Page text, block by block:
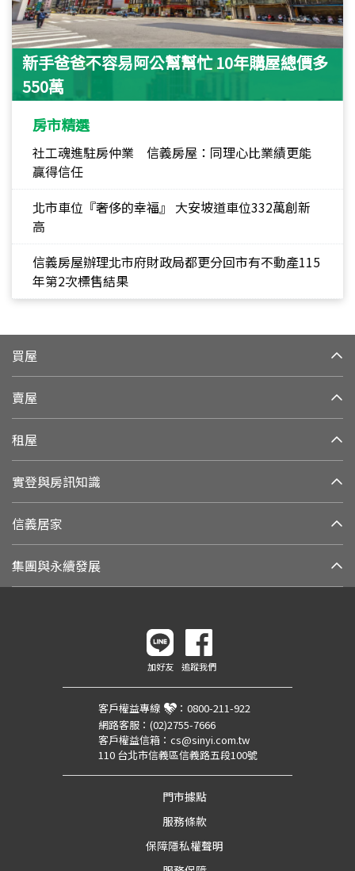
新手爸爸不容易阿公幫幫忙 10年購屋總價多
550萬
房市精選
社工魂進駐房仲業 信義房屋：同理心比業績更能
贏得信任
北市車位『奢侈的幸福』 大安坡道車位332萬創新
高
信義房屋辦理北市府財政局都更分回市有不動產115
年第2次標售結果
買屋
賣屋
租屋
實登與房訊知識
信義居家
集團與永續發展
加好友 追蹤我們
客戶權益專線 ： 0800-211-922
網路客服： (02)2755-7666
客戶權益信箱： cs@sinyi.com.tw
110 台北市信義區信義路五段100號
門市據點
服務條款
保障隱私權聲明